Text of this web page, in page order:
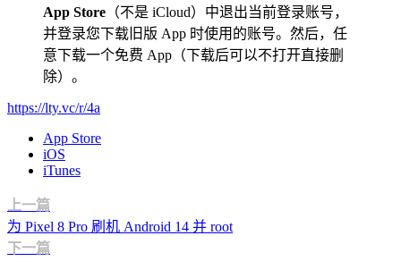
App Store （不是 iCloud）中退出当前登录账号，
并登录您下载旧版 App 时使用的账号。然后，任
意下载一个免费 App（下载后可以不打开直接删
除）。
https://lty.vc/r/4a
App Store
iOS
iTunes
上一篇
为 Pixel 8 Pro 刷机 Android 14 并 root
下一篇